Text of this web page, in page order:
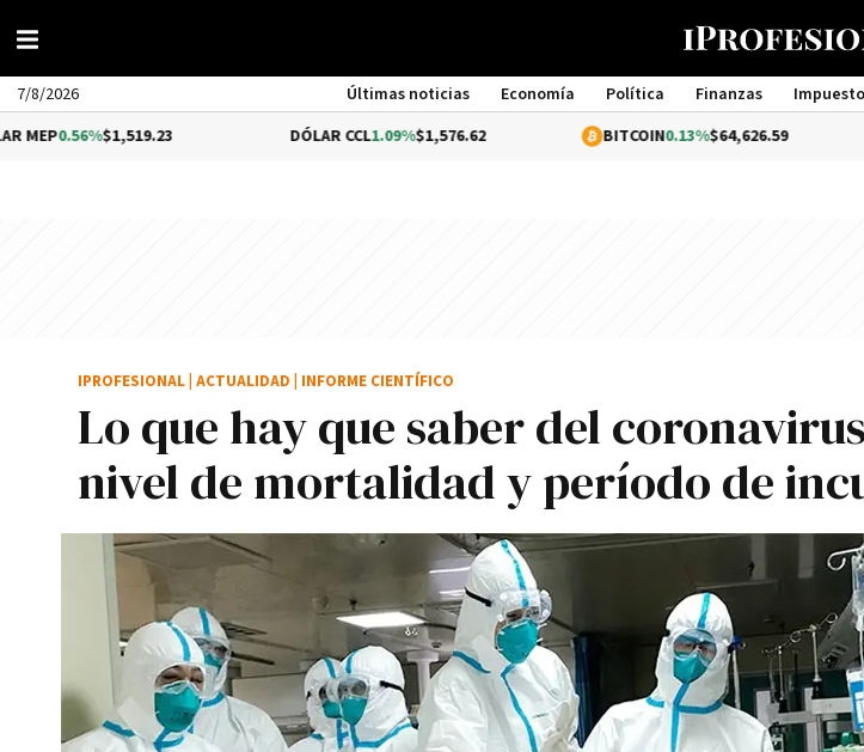
7/8/2026 Últimas noticias Economía Política Finanzas
Management
$1,519.23 1.09%$1,576.62 BITCOIN0.13%$64,626.59
Lo que hay que saber del
nivel de mortalidad y período de
IPROFESIONAL ACTUALIDAD INFORME CIENTÍFICO